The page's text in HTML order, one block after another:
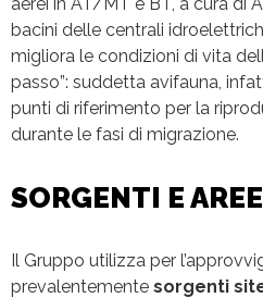
bacini delle centrali
migliora le condizioni di vita
passo”: suddetta avifauna,
punti di riferimento per la
durante le fasi di migrazione.
SORGENTI E
Il Gruppo utilizza per
prevalentemente sorgenti